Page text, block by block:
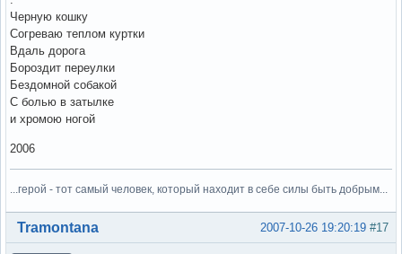
Черную кошку
Согреваю теплом куртки
Вдаль дорога
Бороздит переулки
Бездомной собакой
С болью в затылке
и хромою ногой
2006
...герой - тот самый человек, который находит в себе силы быть добрым...
Вне форума #17
2007-10-26 19:20:19
Tramontana